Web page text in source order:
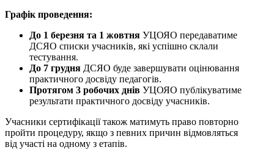
Графік проведення:
До 1 березня та 1 жовтня УЦОЯО передаватиме
ДСЯО списки учасників, які успішно склали
тестування.
До 7 грудня ДСЯО буде завершувати оцінювання
практичного досвіду педагогів.
Протягом 3 робочих днів УЦОЯО публікуватиме
результати практичного досвіду учасників.
Учасники сертифікації також матимуть право повторно
пройти процедуру, якщо з певних причин відмовляться
від участі на одному з етапів.